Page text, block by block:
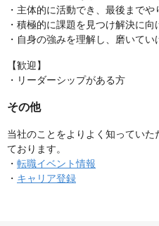
・主体的に活動でき、最後まで
・積極的に課題を見つけ解決に向
・自身の強みを理解し、磨いてい
【歓迎】
・リーダーシップがある方
その他
当社のことをよりよく知ってい
ております。
・ 転職イベント情報
・ キャリア登録